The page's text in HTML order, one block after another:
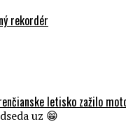
rekordér
letisko zažilo
uz 😁